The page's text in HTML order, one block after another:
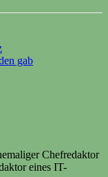
gab
Chefredaktor
eines IT-